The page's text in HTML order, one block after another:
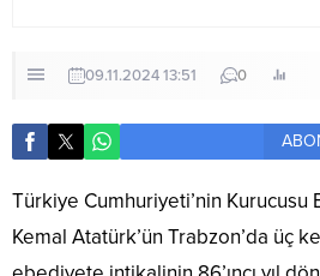
09.11.2024 13:51 0
Türkiye Cumhuriyeti’nin Kurucusu
Kemal Atatürk’ün Trabzon’da üç